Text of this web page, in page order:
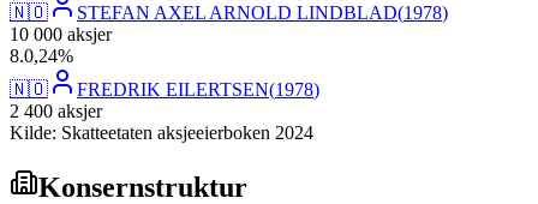
🇳🇴
STEFAN AXEL ARNOLD LINDBLAD(1978)
10 000 aksjer
8.0,24%
🇳🇴
FREDRIK EILERTSEN(1978)
2 400 aksjer
Kilde: Skatteetaten aksjeeierboken 2024
Konsernstruktur